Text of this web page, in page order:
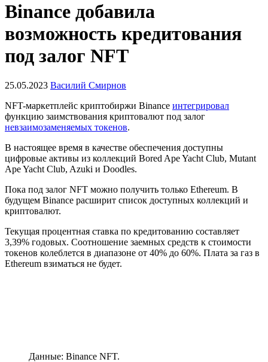
Binance добавила
возможность кредитования
под залог NFT
25.05.2023 Василий Смирнов
NFT-маркетплейс криптобиржи Binance интегрировал
функцию заимствования криптовалют под залог
невзаимозаменяемых токенов.
В настоящее время в качестве обеспечения доступны
цифровые активы из коллекций Bored Ape Yacht Club, Mutant
Ape Yacht Club, Azuki и Doodles.
Пока под залог NFT можно получить только Ethereum. В
будущем Binance расширит список доступных коллекций и
криптовалют.
Текущая процентная ставка по кредитованию составляет
3,39% годовых. Соотношение заемных средств к стоимости
токенов колеблется в диапазоне от 40% до 60%. Плата за газ в
Ethereum взиматься не будет.
Данные: Binance NFT.